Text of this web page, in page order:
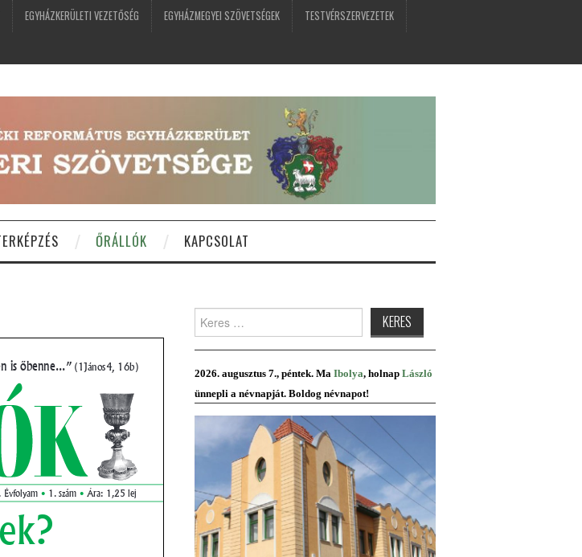
EGYHÁZKERÜLETI VEZETŐSÉG EGYHÁZMEGYEI SZÖVETSÉGEK TESTVÉRSZERVEZETEK
ŐRÁLLÓK KAPCSOLAT
Keres:
2026. augusztus 7., péntek. Ma Ibolya, holnap László
ünnepli a névnapját. Boldog névnapot!